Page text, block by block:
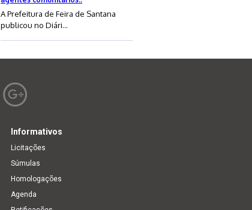
A Prefeitura de Feira de Santana
publicou no Diári...
Informativos
Licitações
Súmulas
Homologações
Agenda